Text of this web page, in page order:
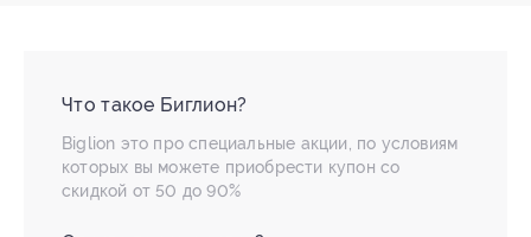
Что такое Биглион?
Biglion это про специальные акции, по условиям
которых вы можете приобрести купон со
скидкой от 50 до 90%